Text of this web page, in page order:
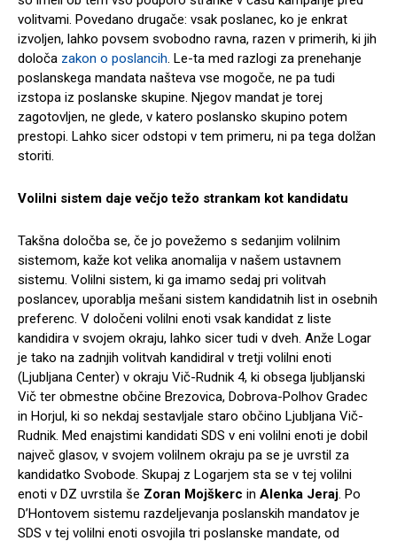
volitvami. Povedano drugače: vsak poslanec, ko je enkrat
izvoljen, lahko povsem svobodno ravna, razen v primerih, ki jih
določa zakon o poslancih. Le-ta med razlogi za prenehanje
poslanskega mandata našteva vse mogoče, ne pa tudi
izstopa iz poslanske skupine. Njegov mandat je torej
zagotovljen, ne glede, v katero poslansko skupino potem
prestopi. Lahko sicer odstopi v tem primeru, ni pa tega dolžan
storiti.
Volilni sistem daje večjo težo strankam kot kandidatu
Takšna določba se, če jo povežemo s sedanjim volilnim
sistemom, kaže kot velika anomalija v našem ustavnem
sistemu. Volilni sistem, ki ga imamo sedaj pri volitvah
poslancev, uporablja mešani sistem kandidatnih list in osebnih
preferenc. V določeni volilni enoti vsak kandidat z liste
kandidira v svojem okraju, lahko sicer tudi v dveh. Anže Logar
je tako na zadnjih volitvah kandidiral v tretji volilni enoti
(Ljubljana Center) v okraju Vič-Rudnik 4, ki obsega ljubljanski
Vič ter obmestne občine Brezovica, Dobrova-Polhov Gradec
in Horjul, ki so nekdaj sestavljale staro občino Ljubljana Vič-
Rudnik. Med enajstimi kandidati SDS v eni volilni enoti je dobil
največ glasov, v svojem volilnem okraju pa se je uvrstil za
kandidatko Svobode. Skupaj z Logarjem sta se v tej volilni
enoti v DZ uvrstila še Zoran Mojškerc in Alenka Jeraj. Po
D’Hontovem sistemu razdeljevanja poslanskih mandatov je
SDS v tej volilni enoti osvojila tri poslanske mandate, od